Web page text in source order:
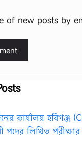
of new posts by
কার্যালয় হবিগঞ্জ
পদের লিখিত